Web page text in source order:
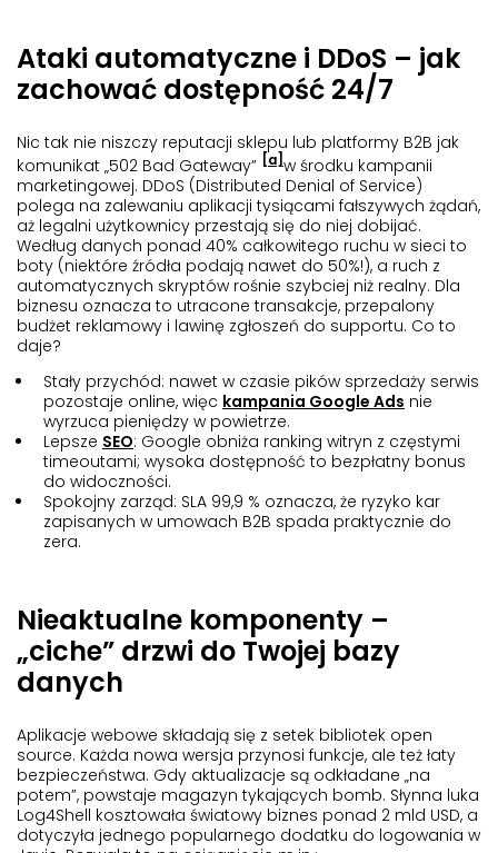
Ataki automatyczne i DDoS – jak
zachować dostępność 24/7
Nic tak nie niszczy reputacji sklepu lub platformy B2B jak
komunikat „502 Bad Gateway”
[a] w środku kampanii
marketingowej. DDoS (Distributed Denial of Service)
polega na zalewaniu aplikacji tysiącami fałszywych żądań,
aż legalni użytkownicy przestają się do niej dobijać.
Według danych ponad 40% całkowitego ruchu w sieci to
boty (niektóre źródła podają nawet do 50%!), a ruch z
automatycznych skryptów rośnie szybciej niż realny. Dla
biznesu oznacza to utracone transakcje, przepalony
budżet reklamowy i lawinę zgłoszeń do supportu. Co to
daje?
Stały przychód: nawet w czasie pików sprzedaży serwis
pozostaje online, więc kampania Google Ads nie
wyrzuca pieniędzy w powietrze.
Lepsze SEO: Google obniża ranking witryn z częstymi
timeoutami; wysoka dostępność to bezpłatny bonus
do widoczności.
Spokojny zarząd: SLA 99,9 % oznacza, że ryzyko kar
zapisanych w umowach B2B spada praktycznie do
zera.
Nieaktualne komponenty –
„ciche” drzwi do Twojej bazy
danych
Aplikacje webowe składają się z setek bibliotek open
source. Każda nowa wersja przynosi funkcje, ale też łaty
bezpieczeństwa. Gdy aktualizacje są odkładane „na
potem”, powstaje magazyn tykających bomb. Słynna luka
Log4Shell kosztowała światowy biznes ponad 2 mld USD, a
dotyczyła jednego popularnego dodatku do logowania w